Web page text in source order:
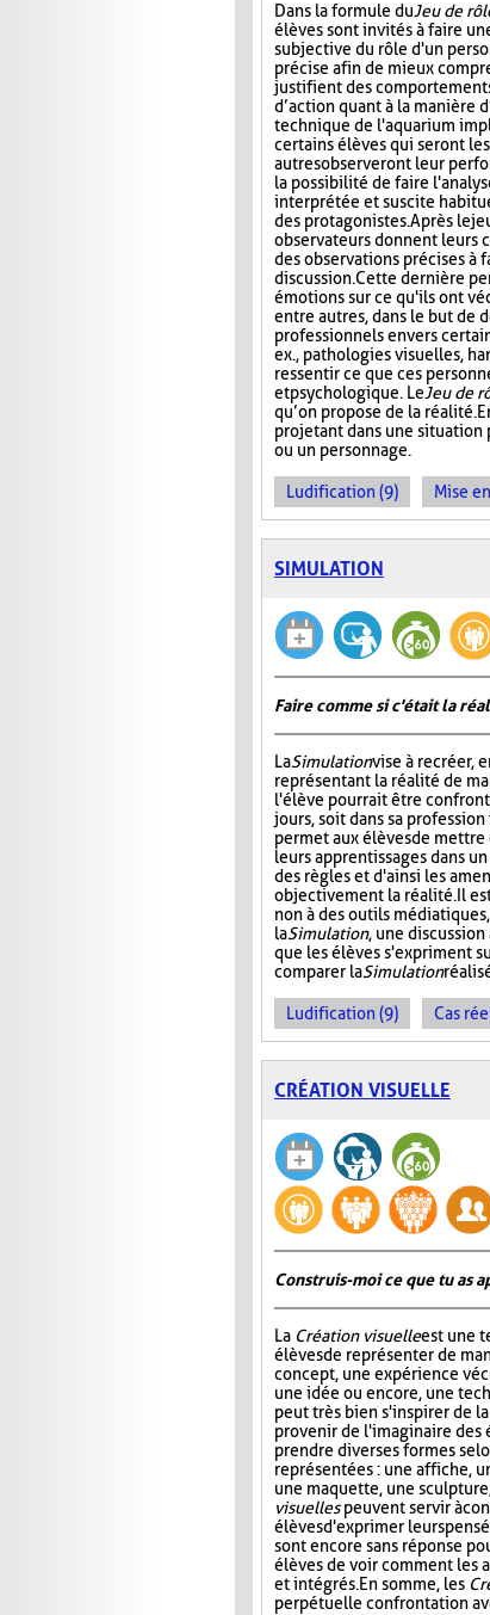
Dans la formule duJeu de
élèves sont invités à faire
subjective du rôle d'un
précise afin de mieux
justifient des
d’action quant à la manière
technique de l'aquarium
certains élèves qui seront
autres observeront leur
la possibilité de faire
interprétée et suscite
des protagonistes. Après le
observateurs donnent leurs
des observations précises à
discussion. Cette dernière
émotions sur ce qu'ils ont
entre autres, dans le but de
professionnels envers
ex., pathologies visuelles,
ressentir ce que ces
et psychologique. LeJeu de
qu’on propose de la réalité.
projetant dans une situation
ou un personnage.
Ludification (9) Mise
SIMULATION
Faire comme si c'était la
LaSimulationvise à recréer,
représentant la réalité de
l'élève pourrait être
jours, soit dans sa
permet aux élèves de
leurs apprentissages dans
des règles et d'ainsi les
objectivement la réalité. Il
non à des outils
laSimulation, une
que les élèves s'expriment
comparer laSimulation
Ludification (9) Cas
CRÉATION VISUELLE
Construis-moi ce que tu as
La Création visuelleest une
élèves de représenter de
concept, une expérience
une idée ou encore, une
peut très bien s'inspirer de
provenir de l'imaginaire des
prendre diverses formes
représentées : une affiche,
une maquette, une
visuellespeuvent servir à
élèves d'exprimer leurs
sont encore sans réponse
élèves de voir comment les
et intégrés. En somme, les
perpétuelle confrontation